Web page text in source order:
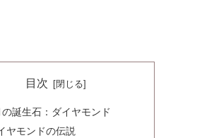
目次
誕生石：ダイヤモンド
ヤモンドの伝説